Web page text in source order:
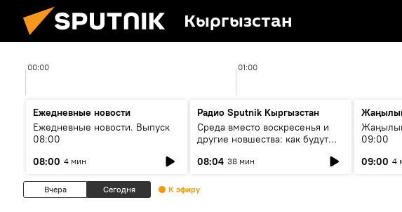
Кыргызстан
00:00 01:00
Ежедневные новости
Ежедневные новости. Выпуск
08:00
08:00 4 мин
Радио Sputnik Кыргызстан
Среда вместо воскресенья и
другие новшества: как будут
08:04 38 мин
09:00
09:00 4
Вчера Сегодня К эфиру